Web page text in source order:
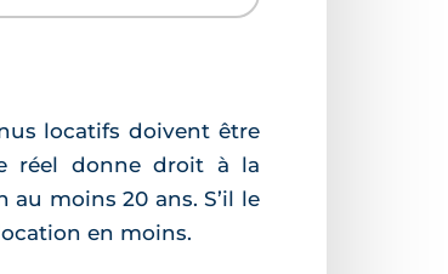
locatifs doivent être
réel donne droit à la
moins 20 ans. S’il le
en moins.